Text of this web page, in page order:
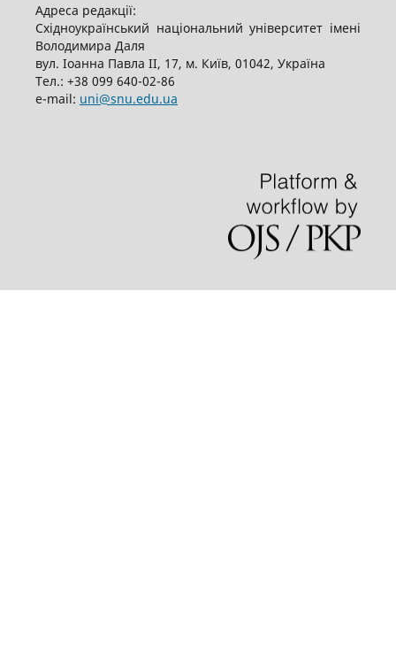
Адреса редакції:
Східноукраїнський національний університет імені
Володимира Даля
вул. Іоанна Павла ІІ, 17, м. Київ, 01042, Україна
Тел.: +38 099 640-02-86
е-mail: uni@snu.edu.ua